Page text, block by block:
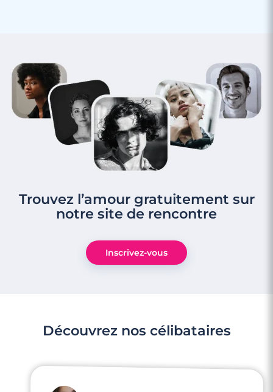
Trouvez l’amour gratuitement sur
notre site de rencontre
Inscrivez-vous
Découvrez nos célibataires